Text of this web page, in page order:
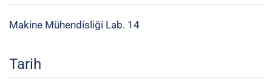
Makine Mühendisliği Lab. 14
Tarih